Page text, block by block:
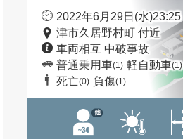
2022年6月29日(水)23:25
津市久居野村町 付近
車両相互 中破事故
普通乗用車(1) 軽自動車(1)
死亡(0) 負傷(1)
他